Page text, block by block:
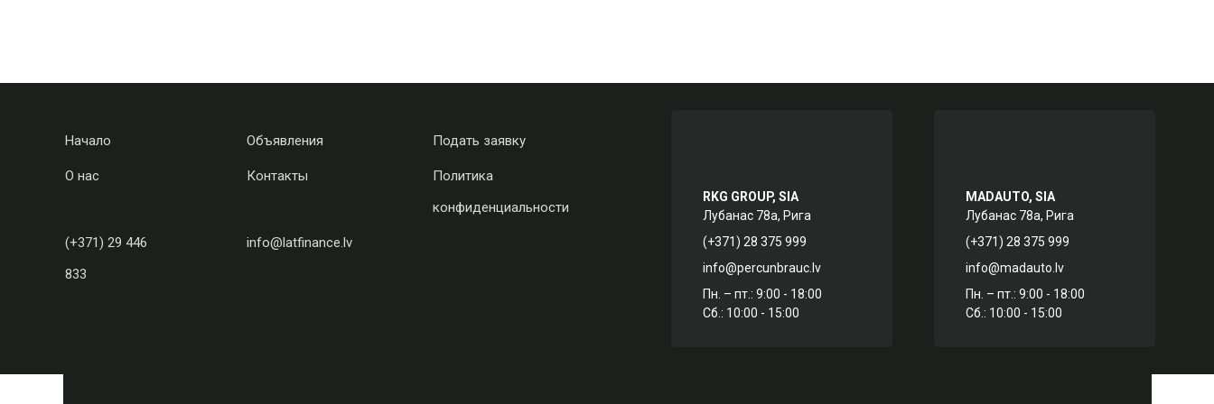
Начало Объявления Подать заявку
О нас Контакты
Политика
конфиденциальности
(+371) 29 446
833
info@latfinance.lv
RKG GROUP, SIA
Лубанас 78а, Рига
(+371) 28 375 999
info@percunbrauc.lv
Пн. – пт.: 9:00 - 18:00
Сб.: 10:00 - 15:00
MADAUTO, SIA
Лубанас 78а, Рига
(+371) 28 375 999
info@madauto.lv
Пн. – пт.: 9:00 - 18:00
Сб.: 10:00 - 15:00